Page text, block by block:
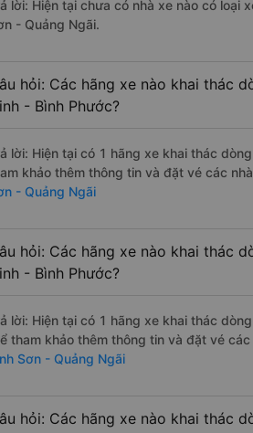
lời: Hiện tại chưa có nhà xe nào có loại
- Quảng Ngãi.
hỏi: Các hãng xe nào khai thác
- Bình Phước?
lời: Hiện tại có 1 hãng xe khai thác
khảo thêm thông tin và đặt vé các
- Quảng Ngãi
hỏi: Các hãng xe nào khai thác
- Bình Phước?
lời: Hiện tại có 1 hãng xe khai thác
tham khảo thêm thông tin và đặt vé
Sơn - Quảng Ngãi
hỏi: Các hãng xe nào khai thác